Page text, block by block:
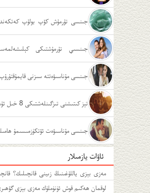
زىيىنى جىنسىي تۇرمۇشتىكى
ئەھۋاللار جىنسى مۇناسىۋەتتە سىزنى
تېز كىتىشنى تىزگىنلەشتىكى 8 خىل ئۇسۇل
جىنسى مۇناسىۋەت ئۆتكۈزمىسىمۇ
ئاۋات يازمىلار
مەزى بېزى ياللۇغىنىڭ زىينى قانچىلىك؟
مەزى بېزى ياللۇغىغا قەتئى سەل قارىماڭ!
لوقمان ھەكىم قوش ئۈنۈملۈك مەزى بېزى